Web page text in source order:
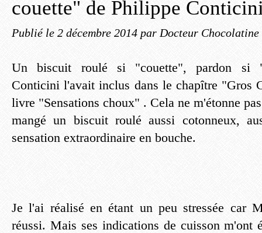
couette" de Philippe
Publié le 2 décembre 2014 par Docteur Chocolatine
Un biscuit roulé si "couette", pardon si
Conticini l'avait inclus dans le chapître "Gros
livre "Sensations choux" . Cela ne m'étonne
mangé un biscuit roulé aussi cotonneux,
sensation extraordinaire en bouche.
Je l'ai réalisé en étant un peu stressée car
réussi. Mais ses indications de cuisson m'ont